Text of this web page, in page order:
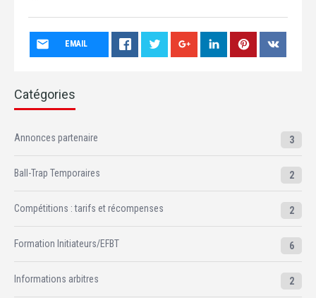
EMAIL
Catégories
Annonces partenaire 3
Ball-Trap Temporaires 2
Compétitions : tarifs et récompenses 2
Formation Initiateurs/EFBT 6
Informations arbitres 2